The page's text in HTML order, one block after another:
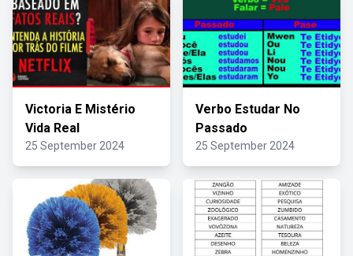
Victoria E Mistério
Vida Real
25 September 2024
Verbo Estudar No
Passado
25 September 2024